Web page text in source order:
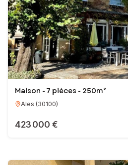
Maison - 7 pièces - 250m²
Ales (30100)
423 000 €